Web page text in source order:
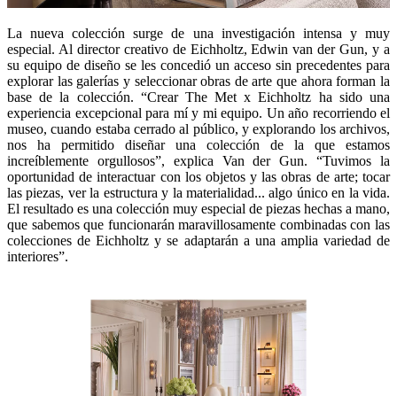
La nueva colección surge de una investigación intensa y muy
especial. Al director creativo de Eichholtz, Edwin van der Gun, y a
su equipo de diseño se les concedió un acceso sin precedentes para
explorar las galerías y seleccionar obras de arte que ahora forman la
base de la colección. “Crear The Met x Eichholtz ha sido una
experiencia excepcional para mí y mi equipo. Un año recorriendo el
museo, cuando estaba cerrado al público, y explorando los archivos,
nos ha permitido diseñar una colección de la que estamos
increíblemente orgullosos”, explica Van der Gun. “Tuvimos la
oportunidad de interactuar con los objetos y las obras de arte; tocar
las piezas, ver la estructura y la materialidad... algo único en la vida.
El resultado es una colección muy especial de piezas hechas a mano,
que sabemos que funcionarán maravillosamente combinadas con las
colecciones de Eichholtz y se adaptarán a una amplia variedad de
interiores”.